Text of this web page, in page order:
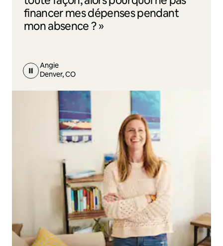
financer mes dépenses pendant
mon absence ? »
Angie
Denver, CO